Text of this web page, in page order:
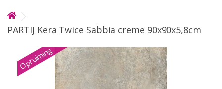
PARTIJ Kera Twice Sabbia creme 90x90x5,8cm
Opruiming